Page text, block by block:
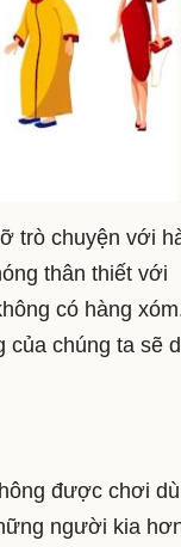
trò chuyện với
thân thiết với
có hàng
của chúng ta sẽ
được chơi
người kia